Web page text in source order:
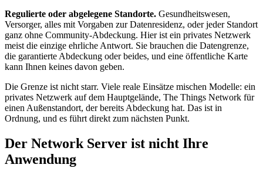
Regulierte oder abgelegene Standorte. Gesundheitswesen,
Versorger, alles mit Vorgaben zur Datenresidenz, oder jeder Standort
ganz ohne Community-Abdeckung. Hier ist ein privates Netzwerk
meist die einzige ehrliche Antwort. Sie brauchen die Datengrenze,
die garantierte Abdeckung oder beides, und eine öffentliche Karte
kann Ihnen keines davon geben.
Die Grenze ist nicht starr. Viele reale Einsätze mischen Modelle: ein
privates Netzwerk auf dem Hauptgelände, The Things Network für
einen Außenstandort, der bereits Abdeckung hat. Das ist in
Ordnung, und es führt direkt zum nächsten Punkt.
Der Network Server ist nicht Ihre
Anwendung